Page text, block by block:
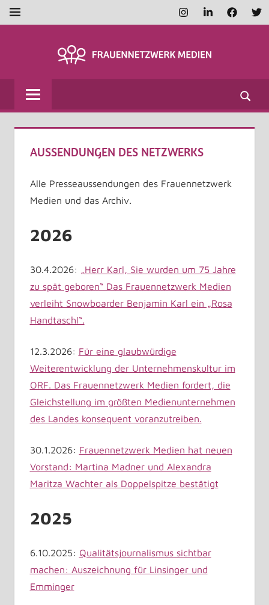
Zum
Inhalt
InstagramLinkedIn
MENÜ
MEDIEN
AUSSENDUNGEN DES NETZWERKS
Alle Presseaussendungen des Frauennetzwerk
Medien und das Archiv.
2026
30.4.2026: „Herr Karl, Sie wurden um 75 Jahre
zu spät geboren“ Das Frauennetzwerk Medien
verleiht Snowboarder Benjamin Karl ein „Rosa
Handtaschl“.
12.3.2026: Für eine glaubwürdige
Weiterentwicklung der Unternehmenskultur im
ORF. Das Frauennetzwerk Medien fordert, die
Gleichstellung im größten Medienunternehmen
des Landes konsequent voranzutreiben.
30.1.2026: Frauennetzwerk Medien hat neuen
Vorstand: Martina Madner und Alexandra
Maritza Wachter als Doppelspitze bestätigt
2025
6.10.2025: Qualitätsjournalismus sichtbar
machen: Auszeichnung für Linsinger und
Emminger